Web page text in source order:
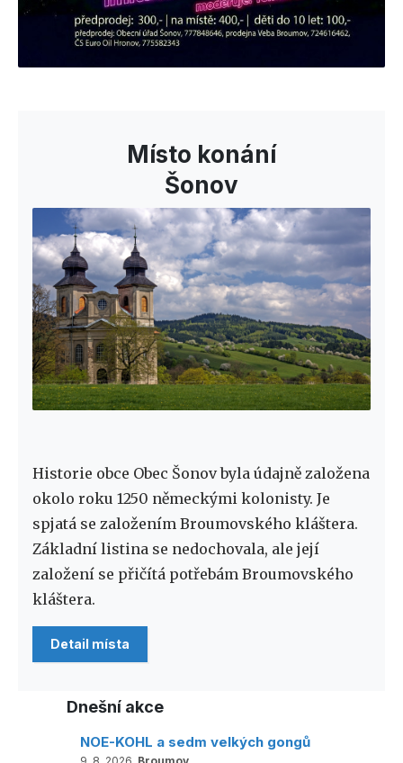
Místo konání
Šonov
Historie obce Obec Šonov byla údajně založena
okolo roku 1250 německými kolonisty. Je
spjatá se založením Broumovského kláštera.
Základní listina se nedochovala, ale její
založení se přičítá potřebám Broumovského
kláštera.
Detail místa
Dnešní akce
NOE-KOHL a sedm velkých gongů